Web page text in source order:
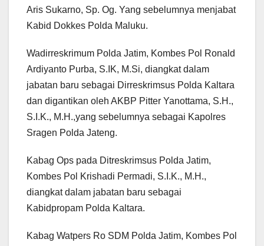
Aris Sukarno, Sp. Og. Yang sebelumnya menjabat
Kabid Dokkes Polda Maluku.
Wadirreskrimum Polda Jatim, Kombes Pol Ronald
Ardiyanto Purba, S.IK, M.Si, diangkat dalam
jabatan baru sebagai Dirreskrimsus Polda Kaltara
dan digantikan oleh AKBP Pitter Yanottama, S.H.,
S.I.K., M.H.,yang sebelumnya sebagai Kapolres
Sragen Polda Jateng.
Kabag Ops pada Ditreskrimsus Polda Jatim,
Kombes Pol Krishadi Permadi, S.I.K., M.H.,
diangkat dalam jabatan baru sebagai
Kabidpropam Polda Kaltara.
Kabag Watpers Ro SDM Polda Jatim, Kombes Pol